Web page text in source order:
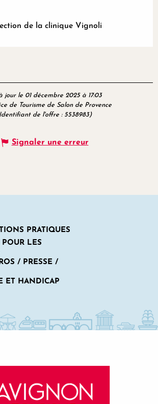
de la clinique Vignoli
jour le 01 décembre 2025 à 17:03
de Tourisme de Salon de Provence
de l'offre : 5538983)
Signaler une erreur
PRATIQUES
LES
/ PRESSE /
ET HANDICAP